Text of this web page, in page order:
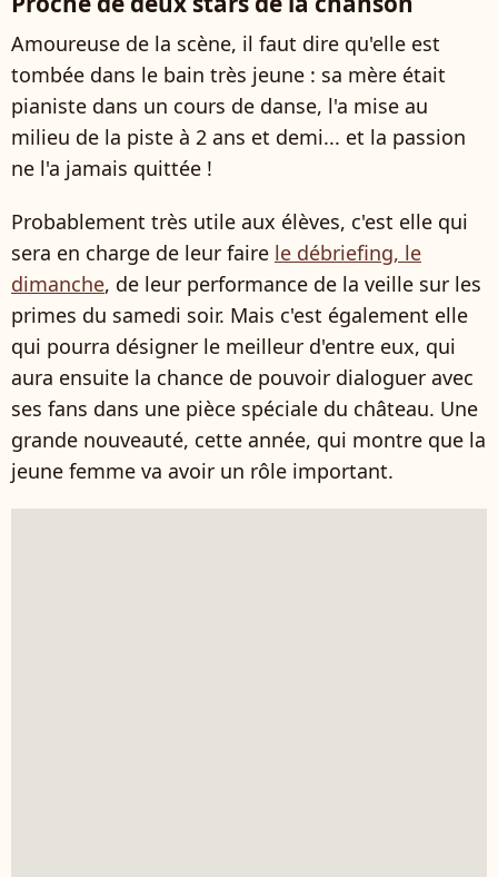
Amoureuse de la scène, il faut dire qu'elle est
tombée dans le bain très jeune : sa mère était
pianiste dans un cours de danse, l'a mise au
milieu de la piste à 2 ans et demi... et la passion
ne l'a jamais quittée !
Probablement très utile aux élèves, c'est elle qui
sera en charge de leur faire le débriefing, le
dimanche, de leur performance de la veille sur les
primes du samedi soir. Mais c'est également elle
qui pourra désigner le meilleur d'entre eux, qui
aura ensuite la chance de pouvoir dialoguer avec
ses fans dans une pièce spéciale du château. Une
grande nouveauté, cette année, qui montre que la
jeune femme va avoir un rôle important.